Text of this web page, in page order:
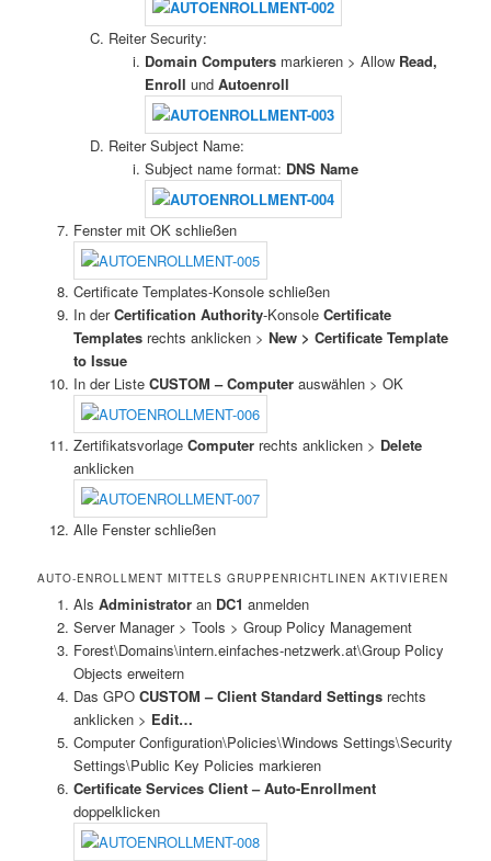
Reiter Security:
Domain Computersmarkieren > Allow Read,
Enroll und Autoenroll
Reiter Subject Name:
Subject name format: DNS Name
Fenster mit OK schließen
Certificate Templates-Konsole schließen
In derCertification Authority-Konsole Certificate
Templatesrechts anklicken > New > Certificate Template
to Issue
In der Liste CUSTOM – Computerauswählen > OK
Zertifikatsvorlage Computerrechts anklicken > Delete
anklicken
Alle Fenster schließen
AUTO-ENROLLMENT MITTELS GRUPPENRICHTLINEN AKTIVIEREN
Als Administratoran DC1 anmelden
Server Manager > Tools > Group Policy Management
Forest\Domains\intern.einfaches-netzwerk.at\Group Policy
Objects erweitern
Das GPO CUSTOM – Client Standard Settingsrechts
anklicken > Edit…
Computer Configuration\Policies\Windows Settings\Security
Settings\Public Key Policies markieren
Certificate Services Client – Auto-Enrollment
doppelklicken